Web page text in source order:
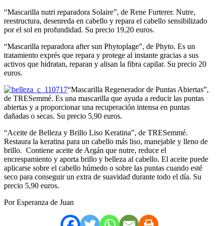
“Mascarilla nutri reparadora Solaire”, de Rene Furterer. Nutre,
reestructura, desenreda en cabello y repara el cabello sensibilizado
por el sol en profundidad. Su precio 19,20 euros.
“Mascarilla reparadora after sun Phytoplage”, de Phyto. Es un
tratamiento exprés que repara y protege al instante gracias a sus
activos que hidratan, reparan y alisan la fibra capilar. Su precio 20
euros.
“Mascarilla Regenerador de Puntas Abiertas”,
de TRESemmé. Es una mascarilla que ayuda a reducir las puntas
abiertas y a proporcionar una recuperación intensa en puntas
dañadas o secas. Su precio 5,90 euros.
“Aceite de Belleza y Brillo Liso Keratina”, de TRESemmé.
Restaura la keratina para un cabello más liso, manejable y lleno de
brillo. Contiene aceite de Argán que nutre, reduce el
encrespamiento y aporta brillo y belleza al cabello. El aceite puede
aplicarse sobre el cabello húmedo o sobre las puntas cuando esté
seco para conseguir un extra de suavidad durante todo el día. Su
precio 5,90 euros.
Por Esperanza de Juan